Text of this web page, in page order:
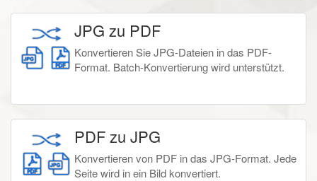
JPG zu PDF
Konvertieren Sie JPG-Dateien in das PDF-
Format. Batch-Konvertierung wird unterstützt.
PDF zu JPG
Konvertieren von PDF in das JPG-Format. Jede
Seite wird in ein Bild konvertiert.